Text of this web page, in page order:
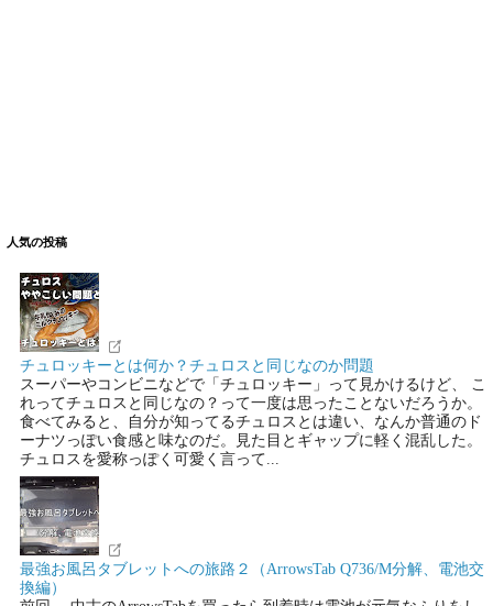
人気の投稿
チュロッキーとは何か？チュロスと同じなのか問題
スーパーやコンビニなどで「チュロッキー」って見かけるけど、 こ
れってチュロスと同じなの？って一度は思ったことないだろうか。
食べてみると、自分が知ってるチュロスとは違い、なんか普通のド
ーナツっぽい食感と味なのだ。見た目とギャップに軽く混乱した。
チュロスを愛称っぽく可愛く言って...
最強お風呂タブレットへの旅路２（ArrowsTab Q736/M分解、電池交
換編）